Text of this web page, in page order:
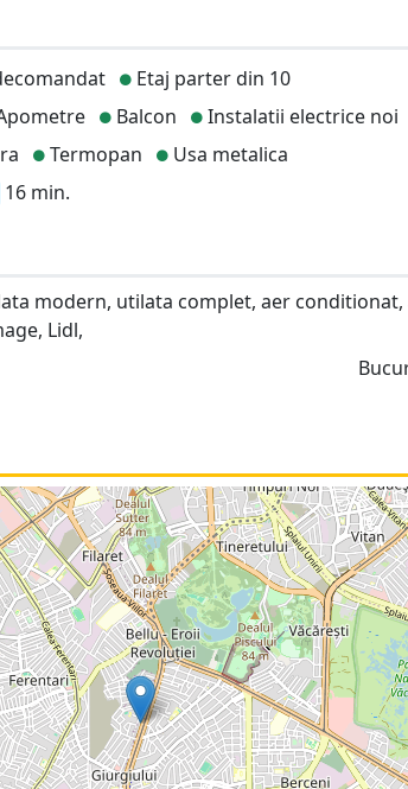
Etaj parter din 10
Balcon Instalatii electrice noi
Termopan
Usa metalica
16 min.
modern, utilata complet, aer
Lidl,